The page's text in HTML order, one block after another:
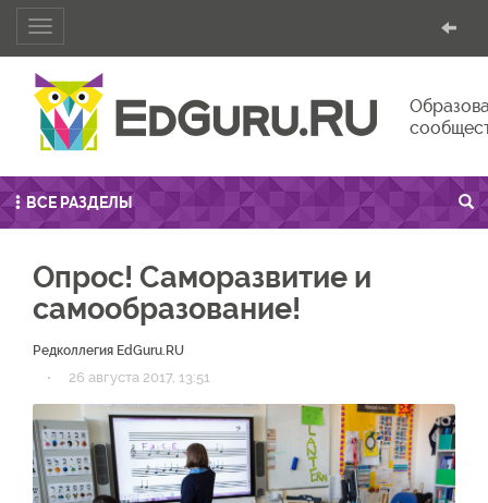
Toggle
navigation
ВСЕ РАЗДЕЛЫ
Опрос! Саморазвитие и
самообразование!
Редколлегия EdGuru.RU
· 26 августа 2017, 13:51